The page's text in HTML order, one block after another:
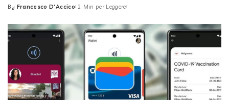
Posted
By Francesco D'Accico 2 Min per Leggere